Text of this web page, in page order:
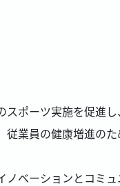
スポーツ実施を促進
従業員の健康増進の
ノベーションとコミ